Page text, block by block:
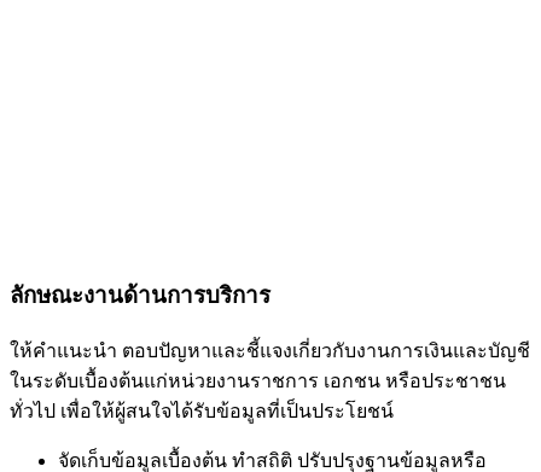
ลักษณะงานด้านการบริการ
ให้คำแนะนำ ตอบปัญหาและชี้แจงเกี่ยวกับงานการเงินและบัญชี
ในระดับเบื้องต้นแก่หน่วยงานราชการ เอกชน หรือประชาชน
ทั่วไป เพื่อให้ผู้สนใจได้รับข้อมูลที่เป็นประโยชน์
จัดเก็บข้อมูลเบื้องต้น ทำสถิติ ปรับปรุงฐานข้อมูลหรือ